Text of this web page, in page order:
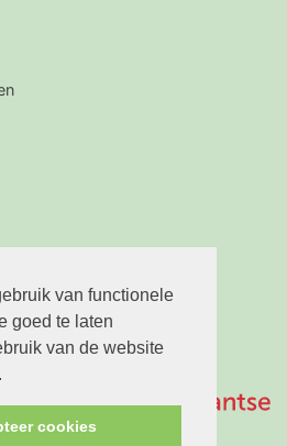
van functionele
goed te laten
van de website
cookies